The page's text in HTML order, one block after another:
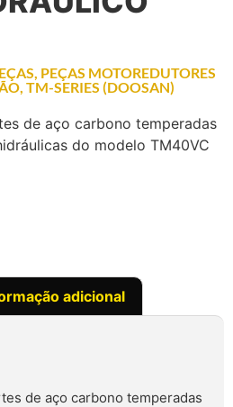
, PEÇAS MOTOREDUTORES
, TM-SERIES (DOOSAN)
de aço carbono temperadas
do modelo TM40VC
adicional
de aço carbono temperadas